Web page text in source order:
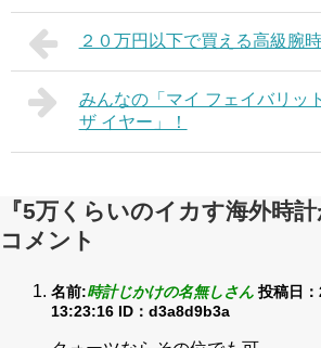
２０万円以下で買える高級腕
みんなの「マイ フェイバリッ
ザ イヤー」！
『5万くらいのイカす海外時
コメント
名前:時計じかけの名無しさん 投稿日
13:23:16 ID：d3a8d9b3a